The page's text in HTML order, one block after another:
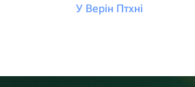
У Верін Птхні